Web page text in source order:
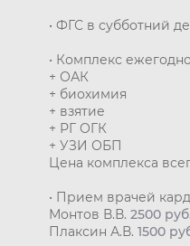
• ФГС в субботний
• Комплекс
+ ОАК
+ биохимия
+ взятие
+ РГ ОГК
+ УЗИ ОБП
Цена комплекса
• Прием врачей
Монтов В.В. 2500
Плаксин А.В. 1500